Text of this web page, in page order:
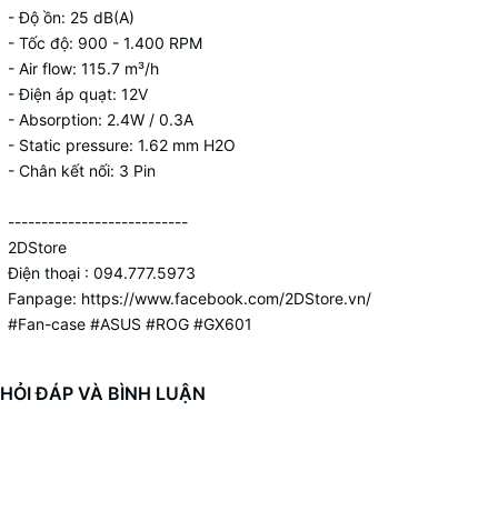
- Độ ồn: 25 dB(A)
- Tốc độ: 900 - 1.400 RPM
- Air flow: 115.7 m³/h
- Điện áp quạt: 12V
- Absorption: 2.4W / 0.3A
- Static pressure: 1.62 mm H2O
- Chân kết nối: 3 Pin
---------------------------
2DStore
Điện thoại : 094.777.5973
Fanpage: https://www.facebook.com/2DStore.vn/
#Fan-case #ASUS #ROG #GX601
HỎI ĐÁP VÀ BÌNH LUẬN